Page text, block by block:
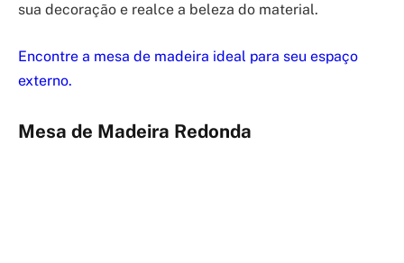
sua decoração e realce a beleza do material.
Encontre a mesa de madeira ideal para seu espaço
externo.
Mesa de Madeira Redonda